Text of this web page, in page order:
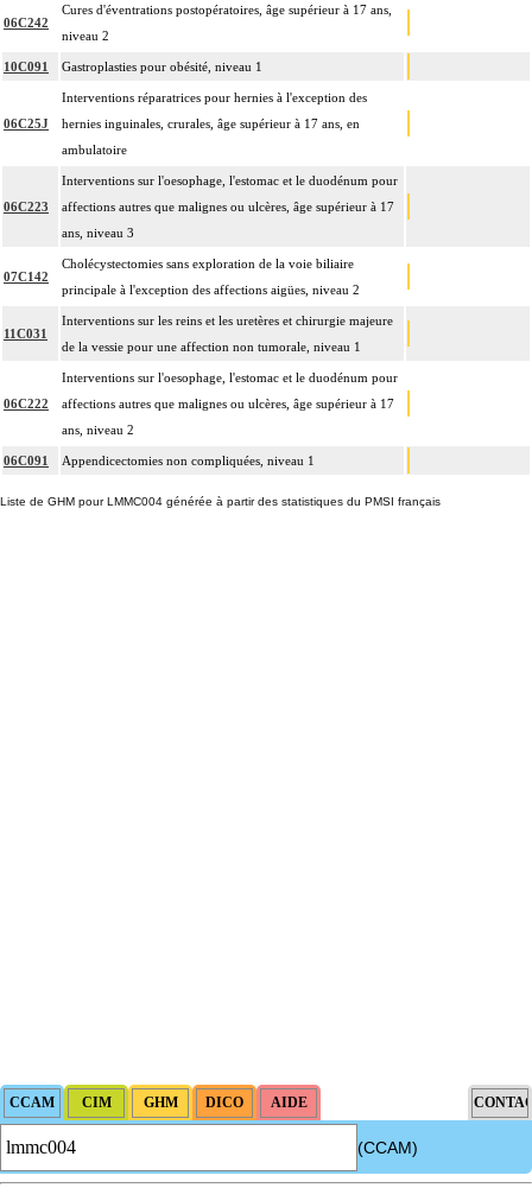
06C242
Cures d'éventrations postopératoires, âge supérieur à 17 ans,
niveau 2
10C091 Gastroplasties pour obésité, niveau 1
06C25J
Interventions réparatrices pour hernies à l'exception des
hernies inguinales, crurales, âge supérieur à 17 ans, en
ambulatoire
06C223
Interventions sur l'oesophage, l'estomac et le duodénum pour
affections autres que malignes ou ulcères, âge supérieur à 17
ans, niveau 3
07C142
Cholécystectomies sans exploration de la voie biliaire
principale à l'exception des affections aigües, niveau 2
11C031
Interventions sur les reins et les uretères et chirurgie majeure
de la vessie pour une affection non tumorale, niveau 1
06C222
Interventions sur l'oesophage, l'estomac et le duodénum pour
affections autres que malignes ou ulcères, âge supérieur à 17
ans, niveau 2
06C091 Appendicectomies non compliquées, niveau 1
Liste de GHM pour LMMC004 générée à partir des statistiques du PMSI français
(CCAM)